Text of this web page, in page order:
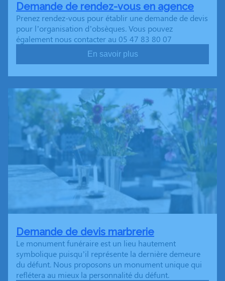
Demande de rendez-vous en agence
Prenez rendez-vous pour établir une demande de devis
pour l’organisation d’obsèques. Vous pouvez
également nous contacter au 05 47 83 80 07
En savoir plus
Demande de devis marbrerie
Le monument funéraire est un lieu hautement
symbolique puisqu’il représente la dernière demeure
du défunt. Nous proposons un monument unique qui
reflétera au mieux la personnalité du défunt.